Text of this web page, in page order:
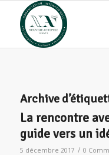
Archive
La rencontre
guide vers un
5 décembre 2017 / 0